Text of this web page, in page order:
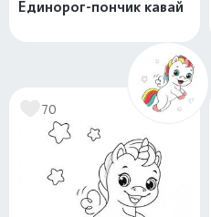
Единорог-пончик кавай
70